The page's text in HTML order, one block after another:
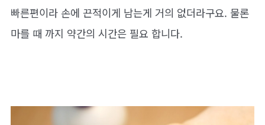
빠른편이라 손에 끈적이게 남는게 거의 없더라구요. 물론
마를 때 까지 약간의 시간은 필요 합니다.